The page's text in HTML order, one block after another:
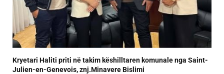
Kryetari Haliti priti në takim këshilltaren komunale nga Saint-
Julien-en-Genevois, znj.Minavere Bislimi